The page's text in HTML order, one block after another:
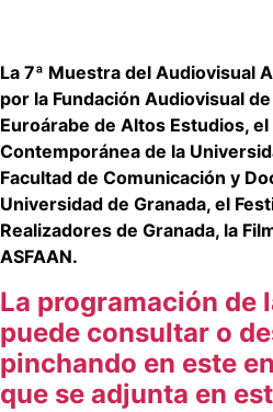
La 7ª Muestra del Audiovisual
por la Fundación Audiovisual
Euroárabe de Altos Estudios,
Contemporánea de la
Facultad de Comunicación y
Universidad de Granada, el
Realizadores de Granada, la
ASFAAN.
La programación de
puede consultar o
pinchando en este
que se adjunta en